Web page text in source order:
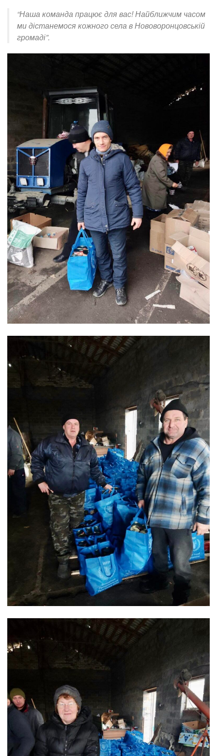
“Наша команда працює для вас! Найближчим часом
ми дістанемося кожного села в Нововоронцовській
громаді”.